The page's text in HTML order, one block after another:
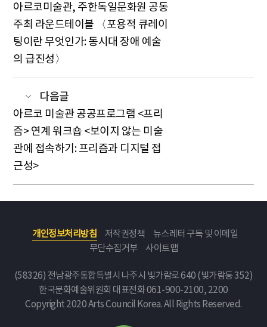
아르코미술관, 주한독일문화원 공동
주최 라운드테이블 〈포용적 큐레이
팅이란 무엇인가: 동시대 장애 예술
의 급진성〉
다음글
아르코 미술관 공공프로그램 <프리
즘> 연계 워크숍 <보이지 않는 미술
관에 접속하기: 프리즘과 디지털 접
근성>
개인정보처리방침 저작권정책
뉴스레터 구독 및 이메일
무단수집거부
사이트맵
(58326) 전남광주통합특별시 나주시 빛가람로 640 (빛가람동 352)
한국문화예술위원회 대표전화 061-900-2100, 2200
Copyright 2020 Arts Council Korea. All Rights Reserved.